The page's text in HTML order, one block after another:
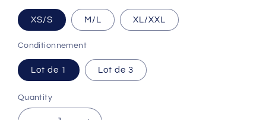
XS/S M/L XL/XXL
Conditionnement
Lot de 1 Lot de 3
Quantity